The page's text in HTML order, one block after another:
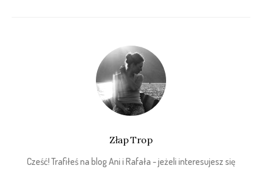
Złap Trop
Cześć! Trafiłeś na blog Ani i Rafała - jeżeli interesujesz się